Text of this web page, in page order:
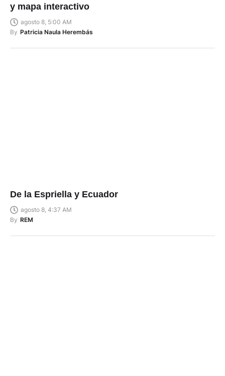
y mapa interactivo
agosto 8, 5:00 AM
By Patricia Naula Herembás
De la Espriella y Ecuador
agosto 8, 4:37 AM
By REM